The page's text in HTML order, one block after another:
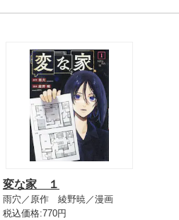
変な家 １
雨穴／原作 綾野暁／漫画
税込価格:770円